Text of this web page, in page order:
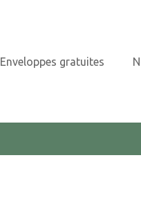
Enveloppes gratuites